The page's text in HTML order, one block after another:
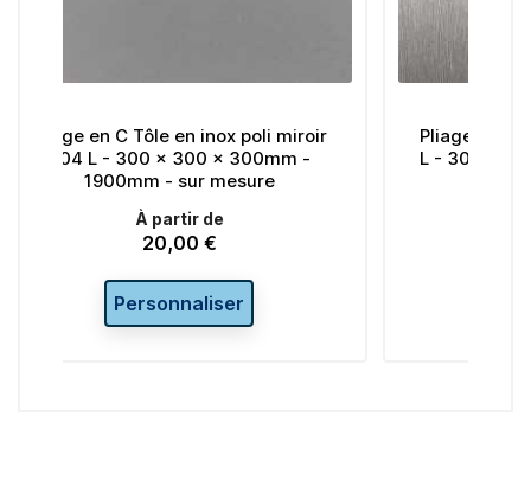
poli miroir
-
Pliage en C Tôle en inox brossé 316
L - 300 x 300 x 300mm - 1900mm